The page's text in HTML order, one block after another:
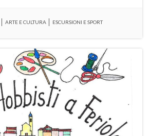
ARTE E CULTURA ESCURSIONI E SPORT